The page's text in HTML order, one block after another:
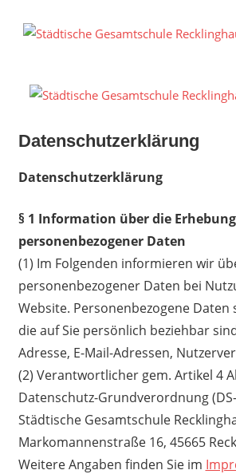
Inhalt
Datenschutzerklärung
Datenschutzerklärung
§ 1 Information über die Erhebung
personenbezogener Daten
(1) Im Folgenden informieren wir
personenbezogener Daten bei
Website. Personenbezogene Daten
die auf Sie persönlich beziehbar
Adresse, E-Mail-Adressen,
(2) Verantwortlicher gem. Artikel 4
Datenschutz-Grundverordnung
Städtische Gesamtschule
Markomannenstraße 16, 45665
Weitere Angaben finden Sie im